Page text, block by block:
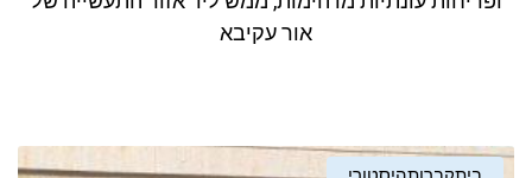
אור עקיבא